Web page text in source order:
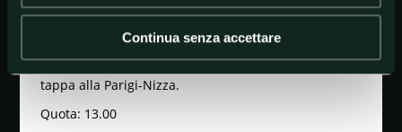
Continua senza accettare
Quota: 9.00
Alexandr Vlasov (Bora-Hansgrohe)
tappa alla Parigi-Nizza.
Quota: 13.00